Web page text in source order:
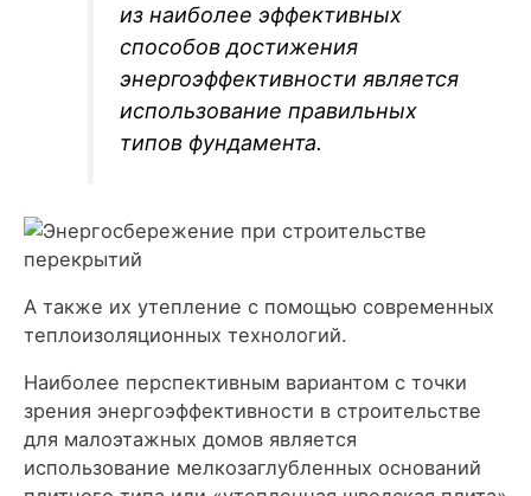
из наиболее эффективных
способов достижения
энергоэффективности является
использование правильных
типов фундамента.
А также их утепление с помощью современных
теплоизоляционных технологий.
Наиболее перспективным вариантом с точки
зрения энергоэффективности в строительстве
для малоэтажных домов является
использование мелкозаглубленных оснований